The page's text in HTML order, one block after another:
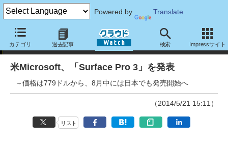
Powered by Translate
カテゴリ 過去記事 検索 Impressサイト
ニュース
米Microsoft、「Surface Pro 3」を発表
～価格は779ドルから、8月中には日本でも発売開始へ
（2014/5/21 15:11）
リスト